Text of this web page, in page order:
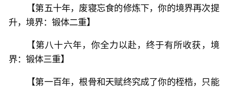
【第五十年，废寝忘食的修炼下，你的境界再次提
升，境界：锻体二重】
【第八十六年，你全力以赴，终于有所收获，境
界：锻体三重】
【第一百年，根骨和天赋终究成了你的桎梏，只能